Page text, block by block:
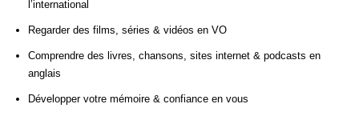
l’international
Regarder des films, séries & vidéos en VO
Comprendre des livres, chansons, sites internet & podcasts en
anglais
Développer votre mémoire & confiance en vous